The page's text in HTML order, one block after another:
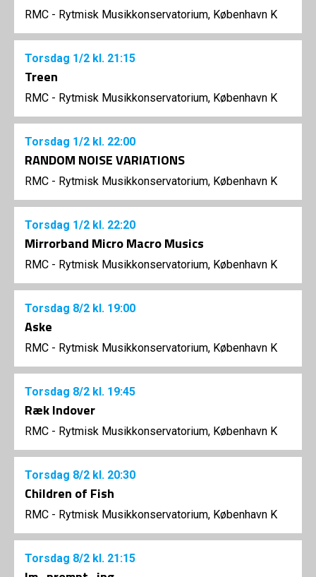
RMC - Rytmisk Musikkonservatorium, København K
Torsdag 1/2 kl. 21:15
Treen
RMC - Rytmisk Musikkonservatorium, København K
Torsdag 1/2 kl. 22:00
RANDOM NOISE VARIATIONS
RMC - Rytmisk Musikkonservatorium, København K
Torsdag 1/2 kl. 22:20
Mirrorband Micro Macro Musics
RMC - Rytmisk Musikkonservatorium, København K
Torsdag 8/2 kl. 19:00
Aske
RMC - Rytmisk Musikkonservatorium, København K
Torsdag 8/2 kl. 19:45
Ræk Indover
RMC - Rytmisk Musikkonservatorium, København K
Torsdag 8/2 kl. 20:30
Children of Fish
RMC - Rytmisk Musikkonservatorium, København K
Torsdag 8/2 kl. 21:15